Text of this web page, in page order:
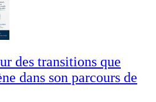
des transitions que
dans son parcours de